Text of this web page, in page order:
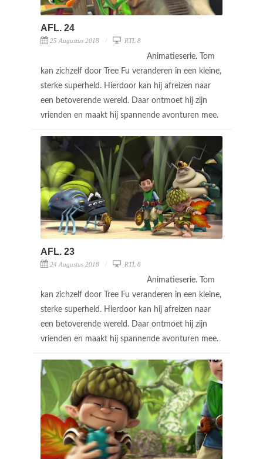
AFL. 24
25 Augustus 2018 RTL 8
Animatieserie. Tom
kan zichzelf door Tree Fu veranderen in een kleine,
sterke superheld. Hierdoor kan hij afreizen naar
een betoverende wereld. Daar ontmoet hij zijn
vrienden en maakt hij spannende avonturen mee.
AFL. 23
24 Augustus 2018 RTL 8
Animatieserie. Tom
kan zichzelf door Tree Fu veranderen in een kleine,
sterke superheld. Hierdoor kan hij afreizen naar
een betoverende wereld. Daar ontmoet hij zijn
vrienden en maakt hij spannende avonturen mee.